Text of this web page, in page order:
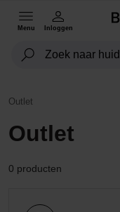
Menu Inloggen
Outlet
Outlet
0 producten